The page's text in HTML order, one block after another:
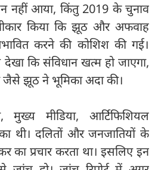
नहीं आया, किंतु 2019 के चुनाव
किया कि झूठ और अफवाह
करने की कोशिश की गई।
कि संविधान खत्म हो जाएगा,
जैसे झूठ ने भूमिका अदा की।
मीडिया, आर्टिफिशियल
थी। दलितों और जनजातियों के
का प्रचार करता था। इसलिए इन